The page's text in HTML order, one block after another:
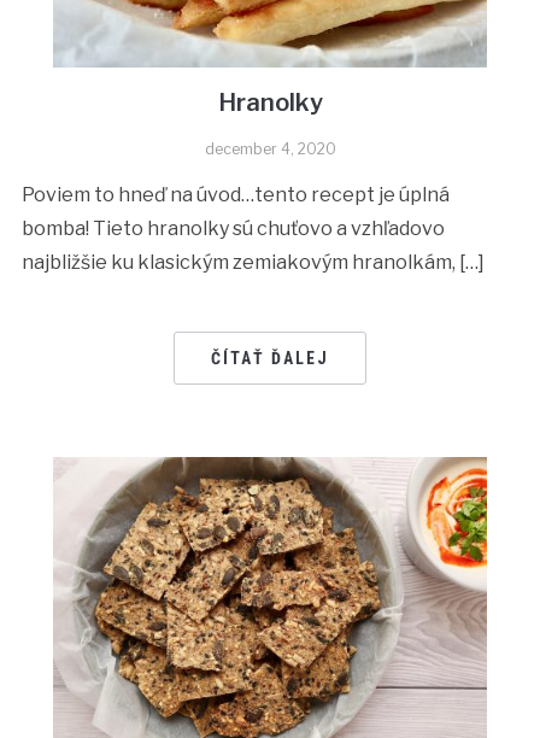
Hranolky
december 4, 2020
Poviem to hneď na úvod…tento recept je úplná
bomba! Tieto hranolky sú chuťovo a vzhľadovo
najbližšie ku klasickým zemiakovým hranolkám, […]
ČÍTAŤ ĎALEJ